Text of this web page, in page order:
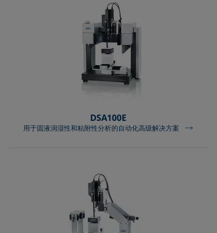
DSA100E
用于固液润湿性和粘附性分析的自动化高级解决方案